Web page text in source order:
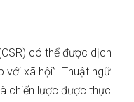
có thể được dịch
với xã hội”. Thuật ngữ
chiến lược được thực